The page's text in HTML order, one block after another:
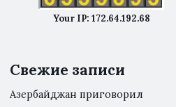
Your IP: 172.64.192.68
Свежие записи
Азербайджан приговорил